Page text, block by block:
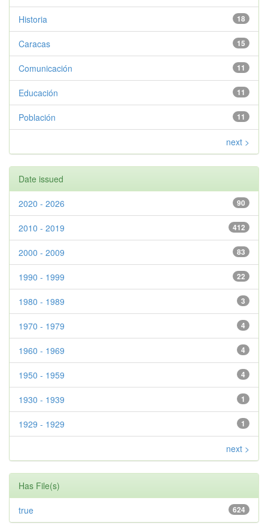
18
Historia
15
Caracas
11
Comunicación
11
Educación
11
Población
next >
Date issued
90
2020 - 2026
412
2010 - 2019
83
2000 - 2009
22
1990 - 1999
3
1980 - 1989
4
1970 - 1979
4
1960 - 1969
4
1950 - 1959
1
1930 - 1939
1
1929 - 1929
next >
Has File(s)
624
true